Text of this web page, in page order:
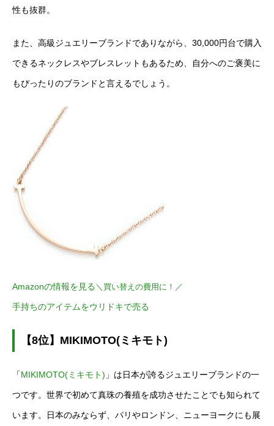
性も抜群。
また、高級ジュエリーブランドでありながら、30,000円台で購入
できるネックレスやブレスレットもあるため、自分へのご褒美に
もぴったりのブランドと言えるでしょう。
Amazonの情報を見る ＼買い替えの費用に！／
手持ちのアイテムをウリドキで売る
【8位】MIKIMOTO(ミキモト)
「MIKIMOTO(ミキモト) 」は日本が誇るジュエリーブランドの一
つです。世界で初めて真珠の養殖を成功させたことでも知られて
います。日本のみならず、パリやロンドン、ニューヨークにも展